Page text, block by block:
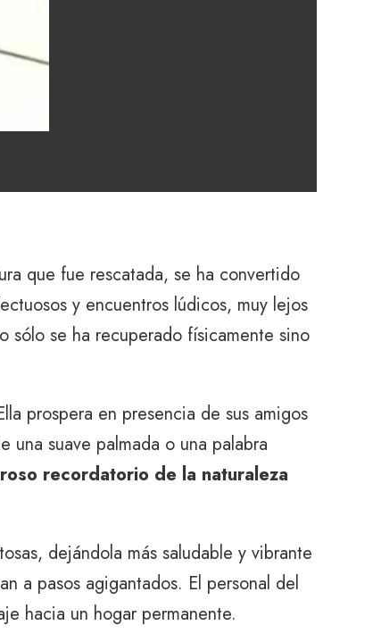
que fue rescatada, se ha convertido
y encuentros lúdicos, muy lejos
sólo se ha recuperado físicamente sino
prospera en presencia de sus amigos
una suave palmada o una palabra
recordatorio de la naturaleza
dejándola más saludable y vibrante
a pasos agigantados. El personal del
hacia un hogar permanente.